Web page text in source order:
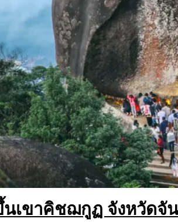
เขาคิชฌกูฏ จังหวัดจั